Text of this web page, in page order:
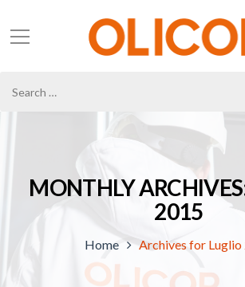
MONTHLY
2015
Home Archives for Luglio